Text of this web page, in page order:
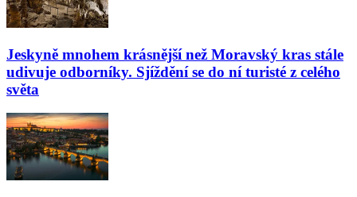
Jeskyně mnohem krásnější než Moravský kras stále
udivuje odborníky. Sjíždění se do ní turisté z celého
světa